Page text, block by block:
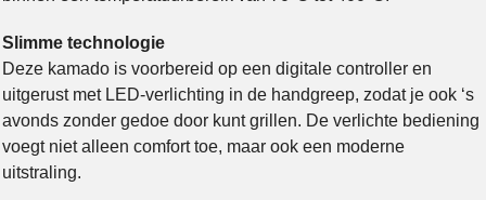
Slimme technologie
Deze kamado is voorbereid op een digitale controller en
uitgerust met LED-verlichting in de handgreep, zodat je ook ‘s
avonds zonder gedoe door kunt grillen. De verlichte bediening
voegt niet alleen comfort toe, maar ook een moderne
uitstraling.